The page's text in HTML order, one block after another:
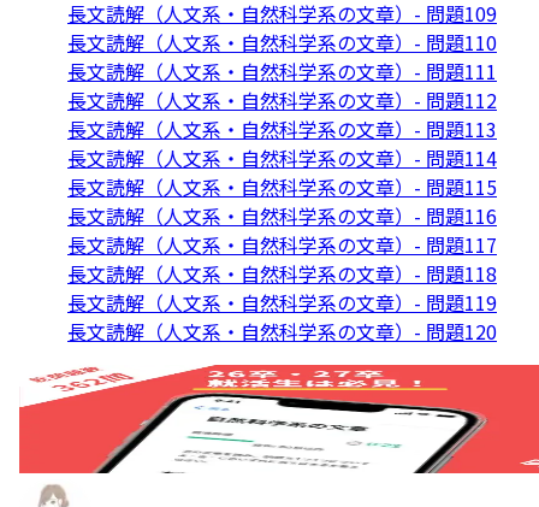
長文読解（人文系・自然科学系の文章）- 問題109
長文読解（人文系・自然科学系の文章）- 問題110
長文読解（人文系・自然科学系の文章）- 問題111
長文読解（人文系・自然科学系の文章）- 問題112
長文読解（人文系・自然科学系の文章）- 問題113
長文読解（人文系・自然科学系の文章）- 問題114
長文読解（人文系・自然科学系の文章）- 問題115
長文読解（人文系・自然科学系の文章）- 問題116
長文読解（人文系・自然科学系の文章）- 問題117
長文読解（人文系・自然科学系の文章）- 問題118
長文読解（人文系・自然科学系の文章）- 問題119
長文読解（人文系・自然科学系の文章）- 問題120